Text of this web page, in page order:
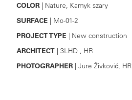
COLOR| Nature, Kamyk szary
SURFACE | Mo-01-2
PROJECT TYPE | New construction
ARCHITECT| 3LHD , HR
PHOTOGRAPHER| Jure Živković, HR